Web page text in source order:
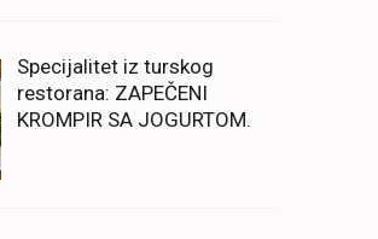
Specijalitet iz turskog
restorana: ZAPEČENI
KROMPIR SA JOGURTOM.